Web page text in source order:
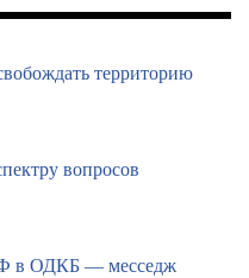
территорию
вопросов
в ОДКБ — месседж